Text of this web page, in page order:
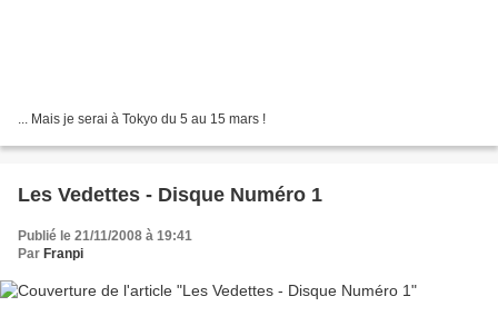
... Mais je serai à Tokyo du 5 au 15 mars !
Les Vedettes - Disque Numéro 1
Publié le 21/11/2008 à 19:41
Par Franpi